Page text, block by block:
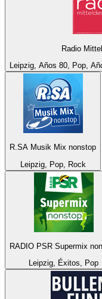
Radio
Leipzig, Años 80, Pop,
R.SA Musik Mix nonstop
Leipzig, Pop, Rock
RADIO PSR Supermix
Leipzig, Éxitos, Pop